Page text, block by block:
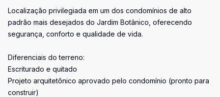
Localização privilegiada em um dos condomínios de alto
padrão mais desejados do Jardim Botânico, oferecendo
segurança, conforto e qualidade de vida.
Diferenciais do terreno:
Escriturado e quitado
Projeto arquitetônico aprovado pelo condomínio (pronto para
construir)